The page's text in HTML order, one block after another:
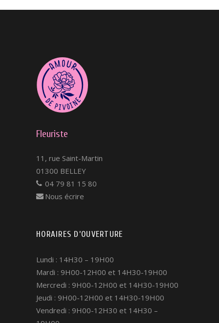
Fleuriste
11, rue Saint-Martin
01300 BELLEY
04 79 81 15 80
Nous écrire
HORAIRES D’OUVERTURE
Lundi : 14H30 – 19H00
Mardi : 9H00-12H00 et 14H30-19H00
Mercredi : 9H00-12H00 et 14H30-19H00
Jeudi : 9H00-12H00 et 14H30-19H00
Vendredi : 9H00-12H30 et 14H30 –